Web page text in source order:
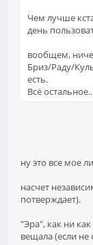
Чем лучше
день
вообщем,
Бриз/Раду/
есть.
Всё
ну это все мое
насчет
потверждает).
"Эра", как ни
вещала (если не